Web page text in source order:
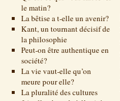
le matin?
La bêtise a t-elle un avenir?
Kant, un tournant décisif de
la philosophie
Peut-on être authentique en
société?
La vie vaut-elle qu’on
meure pour elle?
La pluralité des cultures